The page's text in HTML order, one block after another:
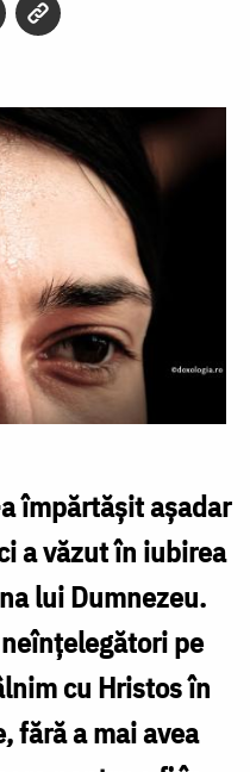
împărtășit așadar
a văzut în iubirea
lui Dumnezeu.
pe
cu Hristos în
fără a mai avea